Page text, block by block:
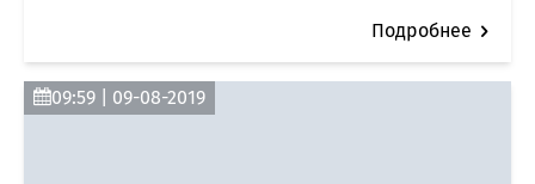
Подробнее
09:59 | 09-08-2019